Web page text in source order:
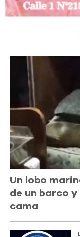
Un lobo
de un barco y
cama